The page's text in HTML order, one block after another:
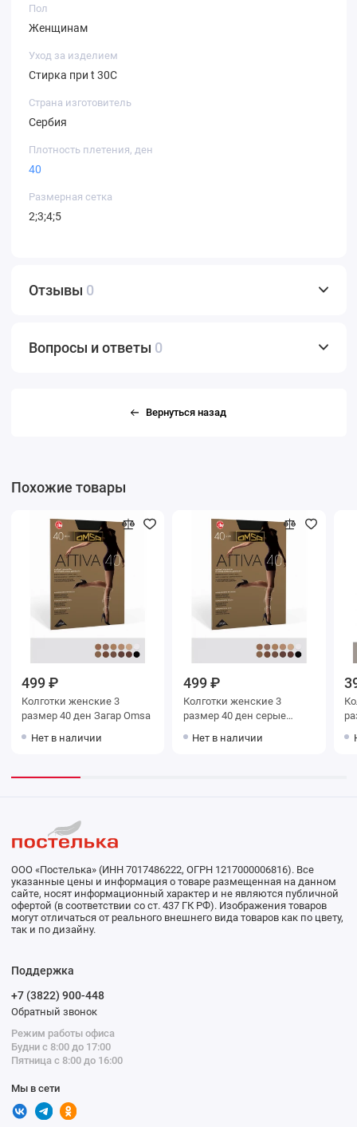
Пол
Женщинам
Уход за изделием
Стирка при t 30С
Страна изготовитель
Сербия
Плотность плетения, ден
40
Размерная сетка
2;3;4;5
Отзывы 0
Вопросы и ответы 0
Вернуться назад
Похожие товары
499 ₽
Колготки женские 3
размер 40 ден Загар Omsa
Нет в наличии
499 ₽
Колготки женские 3
размер 40 ден серые
Нет в наличии
ООО «Постелька» (ИНН 7017486222, ОГРН 1217000006816). Все
указанные цены и информация о товаре размещенная на данном
сайте, носят информационный характер и не являются публичной
офертой (в соответствии со ст. 437 ГК РФ). Изображения товаров
могут отличаться от реального внешнего вида товаров как по цвету,
так и по дизайну.
Поддержка
+7 (3822) 900-448
Обратный звонок
Режим работы офиса
Будни с 8:00 до 17:00
Пятница с 8:00 до 16:00
Мы в сети